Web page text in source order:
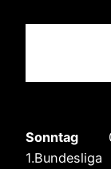
Sonntag